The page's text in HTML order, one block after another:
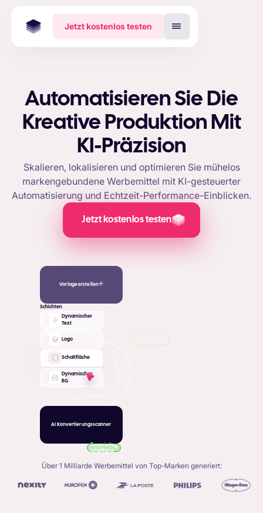
Jetzt kostenlos testen
Automatisieren Sie Die
Kreative Produktion Mit
KI-Präzision
Skalieren, lokalisieren und optimieren Sie mühelos
markengebundene Werbemittel mit KI-gesteuerter
Automatisierung und Echtzeit-Performance-Einblicken.
Jetzt kostenlos testen
Vorlage erstellen
Schichten
Dynamischer
Text
Logo
Schaltfläche
Dynamisches
BG
AI Konvertierungsscanner
Dynamische
Schaltfläche
Über 1 Milliarde Werbemittel von Top-Marken generiert: